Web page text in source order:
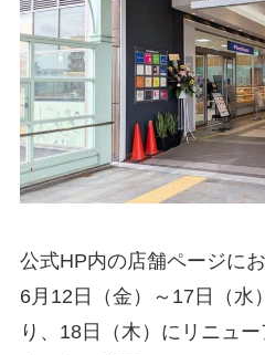
公式HP内の店舗ページに
6月12日（金）～17日（水
り、18日（木）にリニュ